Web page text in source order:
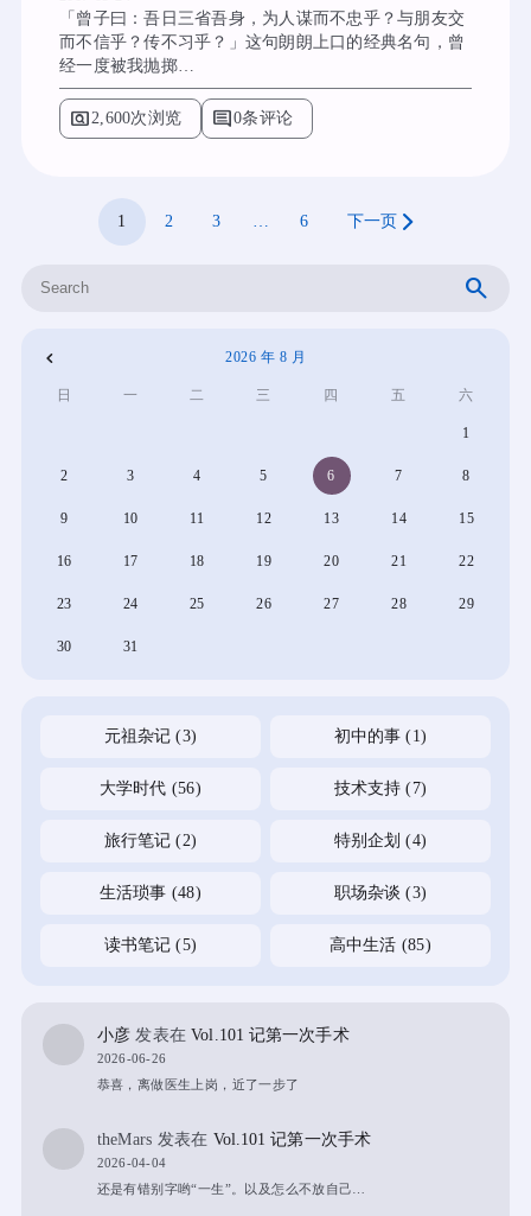
「曾子曰：吾日三省吾身，为人谋而不忠乎？与朋友交
而不信乎？传不习乎？」这句朗朗上口的经典名句，曾
经一度被我抛掷…
pageview 2,600次浏览 comment0条评论
1 2 3 6 下一页
2026 年 8 月
日 一 二 三 四 五 六
1
2 3 4 5 6 7 8
9 10 11 12 13 14 15
16 17 18 19 20 21 22
23 24 25 26 27 28 29
30 31
元祖杂记 (3) 初中的事 (1)
大学时代 (56) 技术支持 (7)
旅行笔记 (2) 特别企划 (4)
生活琐事 (48) 职场杂谈 (3)
读书笔记 (5) 高中生活 (85)
小彦 发表在Vol.101 记第一次手术
2026-06-26
恭喜，离做医生上岗，近了一步了
theMars 发表在 Vol.101 记第一次手术
2026-04-04
还是有错别字哟“一生”。以及怎么不放自己…